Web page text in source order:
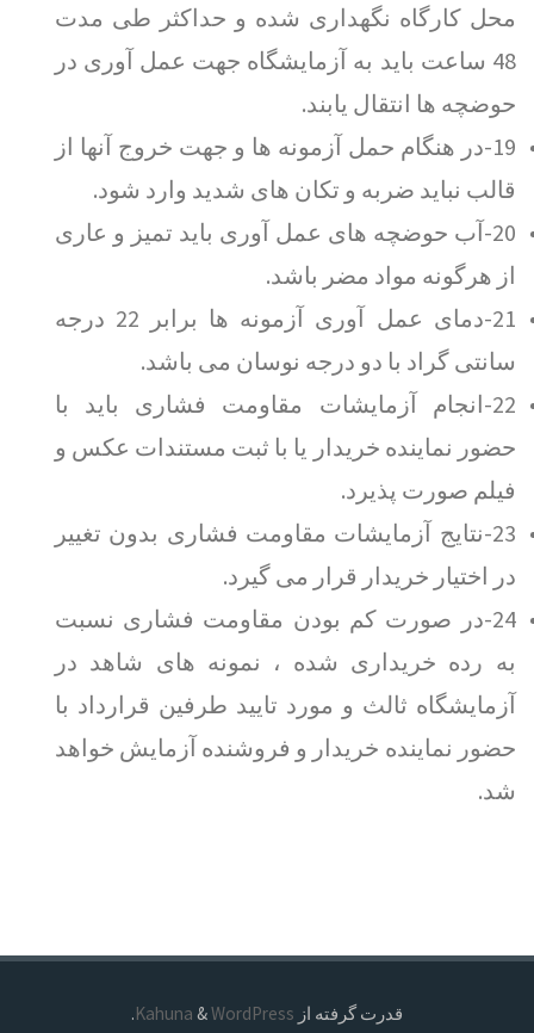
محل کارگاه نگهداری شده و حداکثر طی مدت
48 ساعت باید به آزمایشگاه جهت عمل آوری در
حوضچه ها انتقال یابند.
19-در هنگام حمل آزمونه ها و جهت خروج آنها از
قالب نباید ضربه و تکان های شدید وارد شود.
20-آب حوضچه های عمل آوری باید تمیز و عاری
از هرگونه مواد مضر باشد.
21-دمای عمل آوری آزمونه ها برابر 22 درجه
سانتی گراد با دو درجه نوسان می باشد.
22-انجام آزمایشات مقاومت فشاری باید با
حضور نماینده خریدار یا با ثبت مستندات عکس و
فیلم صورت پذیرد.
23-نتایج آزمایشات مقاومت فشاری بدون تغییر
در اختیار خریدار قرار می گیرد.
24-در صورت کم بودن مقاومت فشاری نسبت
به رده خریداری شده ، نمونه های شاهد در
آزمایشگاه ثالث و مورد تایید طرفین قرارداد با
حضور نماینده خریدار و فروشنده آزمایش خواهد
شد.
قدرت گرفته از &WordPress
.